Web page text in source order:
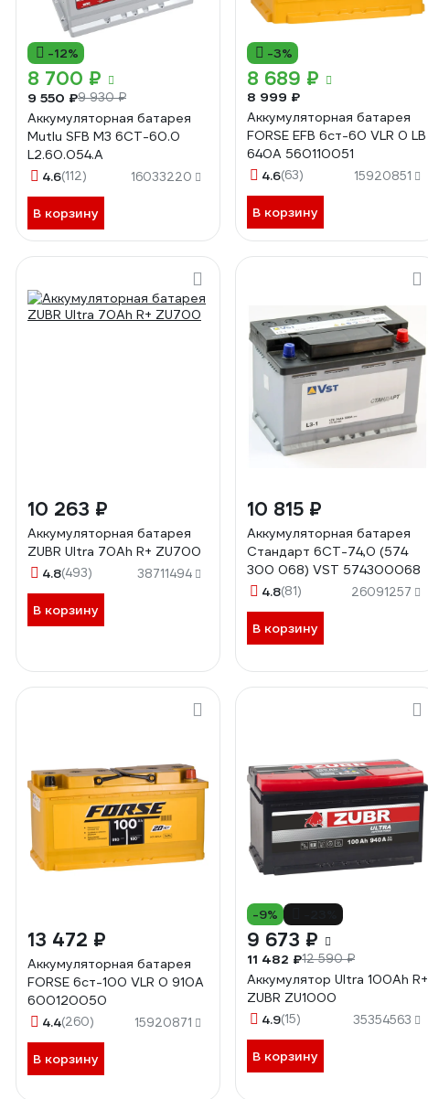
-12%
8 700 ₽
9 550 ₽9 930 ₽
Аккумуляторная батарея
Mutlu SFB M3 6СТ-60.0
L2.60.054.A
4.6(112) 16033220
В корзину
-3%
8 689 ₽
8 999 ₽
Аккумуляторная батарея
FORSE EFB 6ст-60 VLR 0 LB
640A 560110051
4.6(63) 15920851
В корзину
10 263 ₽
Аккумуляторная батарея
ZUBR Ultra 70Ah R+ ZU700
4.8(493) 38711494
В корзину
10 815 ₽
Аккумуляторная батарея
Стандарт 6СТ-74,0 (574
300 068) VST 574300068
4.8(81) 26091257
В корзину
13 472 ₽
Аккумуляторная батарея
FORSE 6ст-100 VLR 0 910A
600120050
4.4(260) 15920871
В корзину
-9%
9 673 ₽
11 482 ₽12 590 ₽
Аккумулятор Ultra 100Ah R+
ZUBR ZU1000
4.9(15) 35354563
В корзину